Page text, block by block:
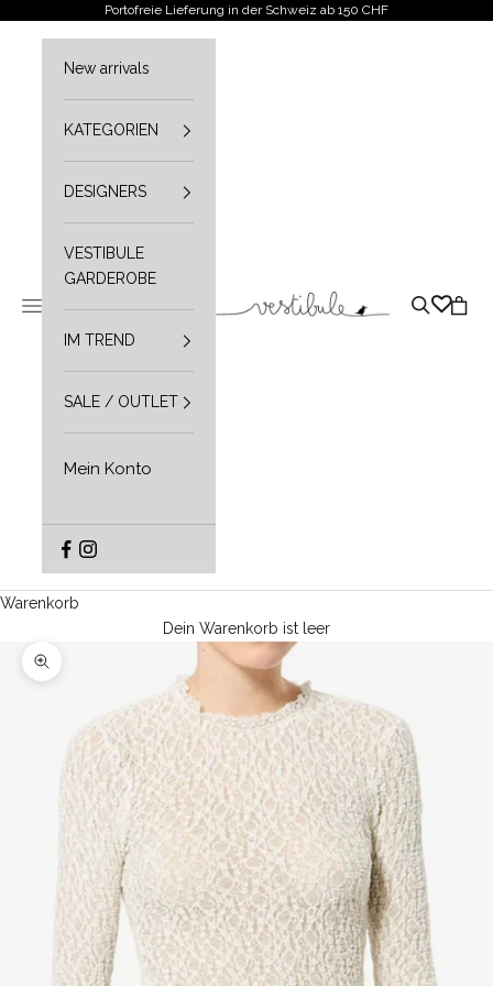
Zum Inhalt springenPortofreie Lieferung in der Schweiz ab 150 CHF
Vestibule
Navigationsmenü öffnen Suche
New arrivals
KATEGORIEN
DESIGNERS
VESTIBULE
GARDEROBE
IM TREND
SALE / OUTLET
Mein Konto
Warenkorb
Dein Warenkorb ist leer
Bild vergrößern